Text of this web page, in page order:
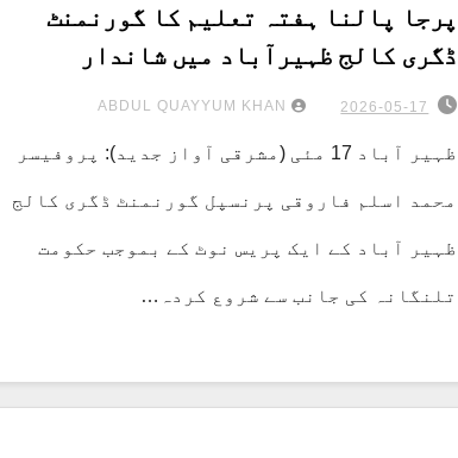
پرجا پالنا ہفتہ تعلیم کا گورنمنٹ
ڈگری کالج ظہیرآباد میں شاندار
انعقاد
2026-05-17
ABDUL QUAYYUM KHAN
ظہیر آباد 17 مئی (مشرقی آواز جدید): پروفیسر
محمد اسلم فاروقی پرنسپل گورنمنٹ ڈگری کالج
ظہیر آباد کے ایک پریس نوٹ کے بموجب حکومت
تلنگانہ کی جانب سے شروع کردہ…